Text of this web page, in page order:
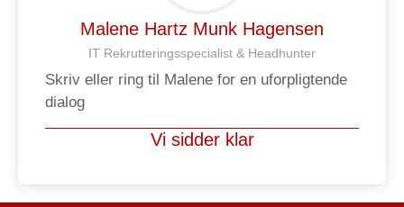
Malene Hartz Munk Hagensen
IT Rekrutteringsspecialist & Headhunter
Skriv eller ring til Malene for en uforpligtende
dialog
Vi sidder klar